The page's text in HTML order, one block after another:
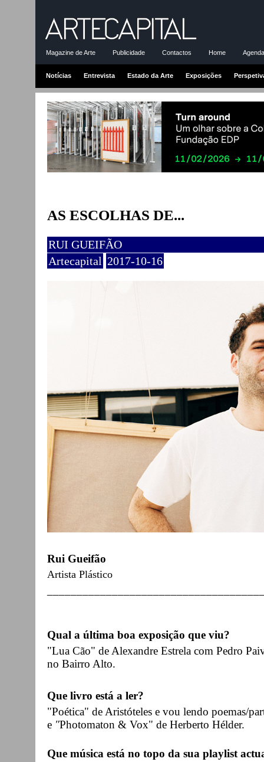
Magazine de Arte Publicidade Contactos Home
Notícias Entrevista Estado da Arte Exposições
AS ESCOLHAS DE...
RUI GUEIFÃO
Artecapital 2017-10-16
Rui Gueifão
Artista Plástico
Qual a última boa exposição que viu?
"Lua Cão" de Alexandre Estrela com Pedro
no Bairro Alto.
Que livro está a ler?
"Poética" de Aristóteles e vou lendo poemas/
e "Photomaton & Vox" de Herberto Hélder.
Que música está no topo da sua playlist